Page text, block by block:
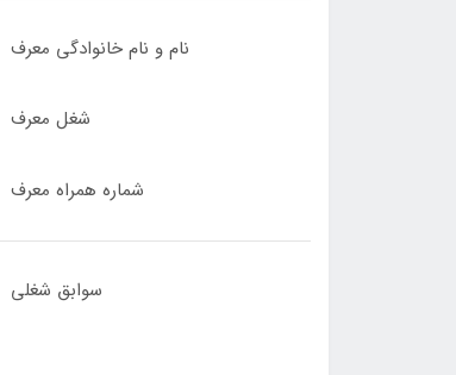
نام و نام خانوادگی معرف
شغل معرف
شماره همراه معرف
سوابق شغلی